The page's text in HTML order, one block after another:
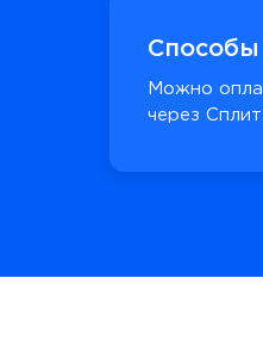
Способы
Можно
через